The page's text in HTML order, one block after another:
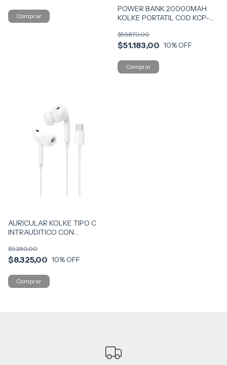
POWER BANK 20000MAH
KOLKE PORTATIL COD KCP-
$51.183,00
$56.870,00
10% OFF
AURICULAR KOLKE TIPO C
INTRAUDITICO CON
$8.325,00
$9.250,00
10% OFF